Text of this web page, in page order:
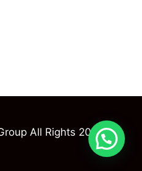
All Rights 2023